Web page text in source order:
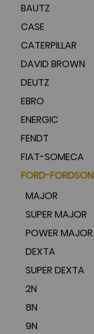
BAUTZ
CASE
CATERPILLAR
DAVID BROWN
DEUTZ
EBRO
ENERGIC
FENDT
FIAT-SOMECA
FORD-FORDSON
MAJOR
SUPER MAJOR
POWER MAJOR
DEXTA
SUPER DEXTA
2N
8N
9N